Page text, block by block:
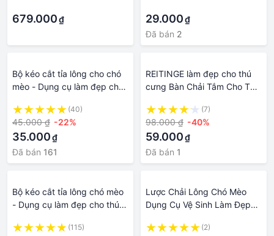
679.000₫ 29.000₫
Đã bán 2
Bộ kéo cắt tỉa lông cho chó
mèo - Dụng cụ làm đẹp cho
(40)
45.000 ₫ -22%
35.000₫
Đã bán 161
REITINGE làm đẹp cho thú
cưng Bàn Chải Tắm Cho Thú
(7)
98.000 ₫ -40%
59.000₫
Đã bán 1
Bộ kéo cắt tỉa lông chó mèo
- Dụng cụ làm đẹp cho thú
(115)
Lược Chải Lông Chó Mèo
Dụng Cụ Vệ Sinh Làm Đẹp
thoải mái
(2)